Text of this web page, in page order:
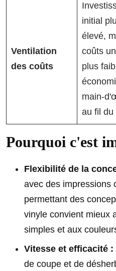
Ventilation
des coûts
initial
élevé,
coûts
plus
main-
au fil du
Pourquoi c'est
Flexibilité de la
avec des impressions
permettant des
vinyle convient mieux
simples et aux
Vitesse et efficacité :
de coupe et de